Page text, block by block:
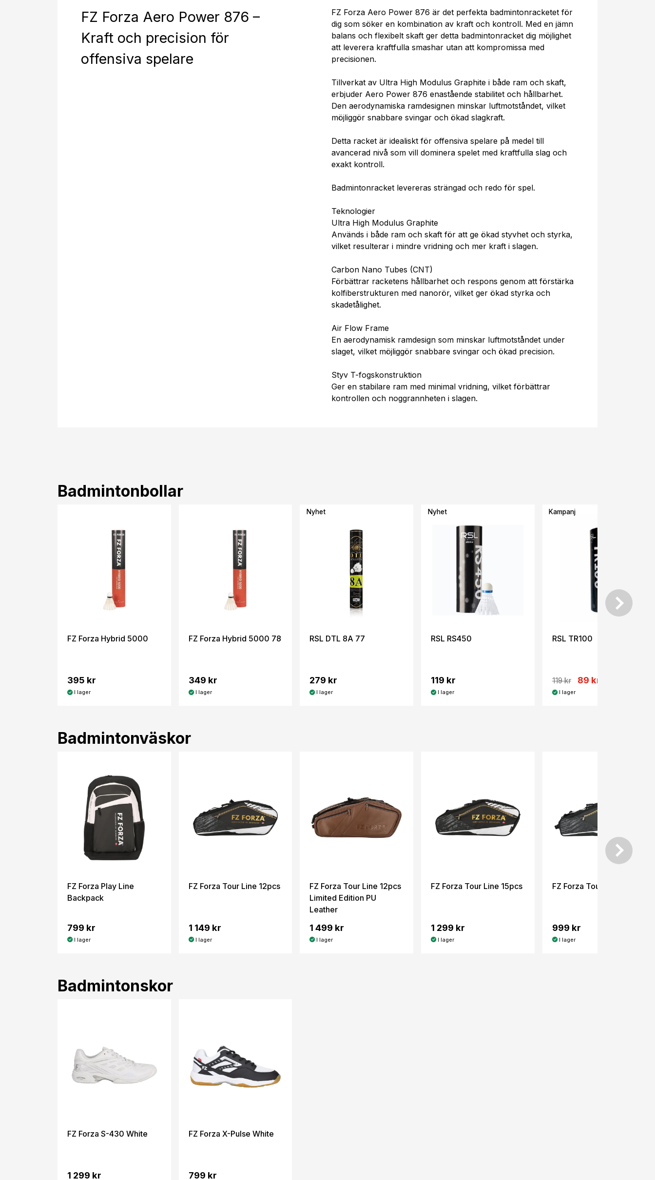
FZ Forza Aero Power 876 –
Kraft och precision för
offensiva spelare
FZ Forza Aero Power 876 är det perfekta badmintonracketet för
dig som söker en kombination av kraft och kontroll. Med en jämn
balans och flexibelt skaft ger detta badmintonracket dig möjlighet
att leverera kraftfulla smashar utan att kompromissa med
precisionen.
Tillverkat av Ultra High Modulus Graphite i både ram och skaft,
erbjuder Aero Power 876 enastående stabilitet och hållbarhet.
Den aerodynamiska ramdesignen minskar luftmotståndet, vilket
möjliggör snabbare svingar och ökad slagkraft.
Detta racket är idealiskt för offensiva spelare på medel till
avancerad nivå som vill dominera spelet med kraftfulla slag och
exakt kontroll.
Badmintonracket levereras strängad och redo för spel.
Teknologier
Ultra High Modulus Graphite
Används i både ram och skaft för att ge ökad styvhet och styrka,
vilket resulterar i mindre vridning och mer kraft i slagen.
Carbon Nano Tubes (CNT)
Förbättrar racketens hållbarhet och respons genom att förstärka
kolfiberstrukturen med nanorör, vilket ger ökad styrka och
skadetålighet.
Air Flow Frame
En aerodynamisk ramdesign som minskar luftmotståndet under
slaget, vilket möjliggör snabbare svingar och ökad precision.
Styv T-fogskonstruktion
Ger en stabilare ram med minimal vridning, vilket förbättrar
kontrollen och noggrannheten i slagen.
Badmintonbollar
FZ Forza Hybrid 5000
395 kr
I lager
FZ Forza Hybrid 5000 78
349 kr
I lager
Nyhet
RSL DTL 8A 77
279 kr
I lager
Nyhet
RSL RS450
119 kr
I lager
Kampanj
RSL TR100
119 kr 89 kr
I lager
Badmintonväskor
FZ Forza Play Line
Backpack
799 kr
I lager
FZ Forza Tour Line 12pcs
1 149 kr
I lager
FZ Forza Tour Line 12pcs
Limited Edition PU
Leather
1 499 kr
I lager
FZ Forza Tour Line 15pcs
1 299 kr
I lager
FZ Forza Tour Line 6pcs
999 kr
I lager
Badmintonskor
FZ Forza S-430 White
1 299 kr
FZ Forza X-Pulse White
799 kr